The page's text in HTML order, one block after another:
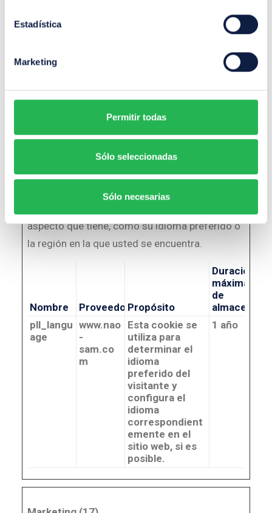
Estadística
Marketing
Permitir todas
Sólo seleccionadas
Sólo necesarias
ajustes de la
web.
Preferencias (1)
Las cookies de preferencias permiten a la
página web recordar información que cambia la
aspecto que tiene, como su idioma preferido o
la región en la que usted se encuentra.
Nombre ProveedorPropósito
Duración
máxima
de
pll_langu
age
www.nao
-
sam.co
m
Esta cookie se
utiliza para
determinar el
idioma
preferido del
visitante y
configura el
idioma
correspondient
emente en el
sitio web, si es
posible.
1 año